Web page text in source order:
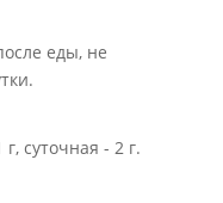
еды, не
суточная - 2 г.